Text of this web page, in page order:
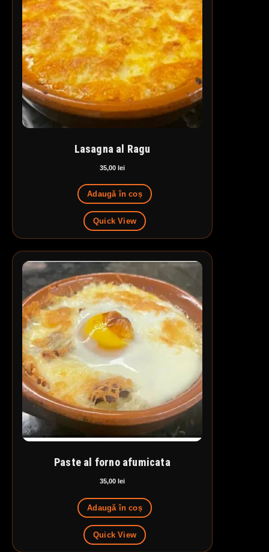
Lasagna al Ragu
35,00 lei
Adaugă în coș
Quick View
Paste al forno afumicata
35,00 lei
Adaugă în coș
Quick View